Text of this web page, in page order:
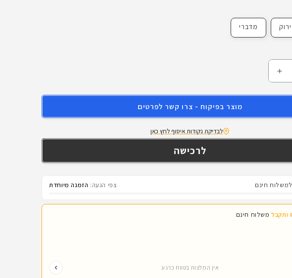
ירוק מדברי
הגדלת
לערכת
IMI
מוצר בפיקוח - צרו קשר לפרטים
לבדיקת נקודות איסוף לחץ כאן
למשלוח חינם צפי הגעה: הזמנה מיוחדת
משלוח חינם
אין המלצות בטווח כרגע